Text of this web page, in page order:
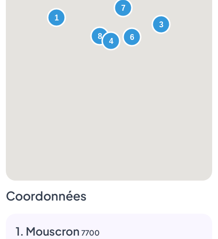
Coordonnées
1. Mouscron 7700